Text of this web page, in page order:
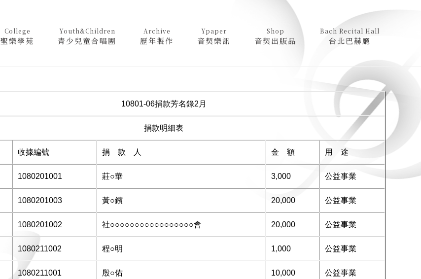
College
聖樂學苑
Youth&Children
青少兒童合唱團
Archive
歷年製作
Ypaper
音契樂訊
Shop
音契出版品
Bach Recital Hall
台北巴赫廳
10801-06捐款芳名錄2月
捐款明細表
收據編號 捐 款 人 金 額 用 途
1080201001 莊○華 3,000 公益事業
1080201003 黃○鑌 20,000 公益事業
1080201002 社○○○○○○○○○○○○○○○○○會 20,000 公益事業
1080211002 程○明 1,000 公益事業
1080211001 殷○佑 10,000 公益事業